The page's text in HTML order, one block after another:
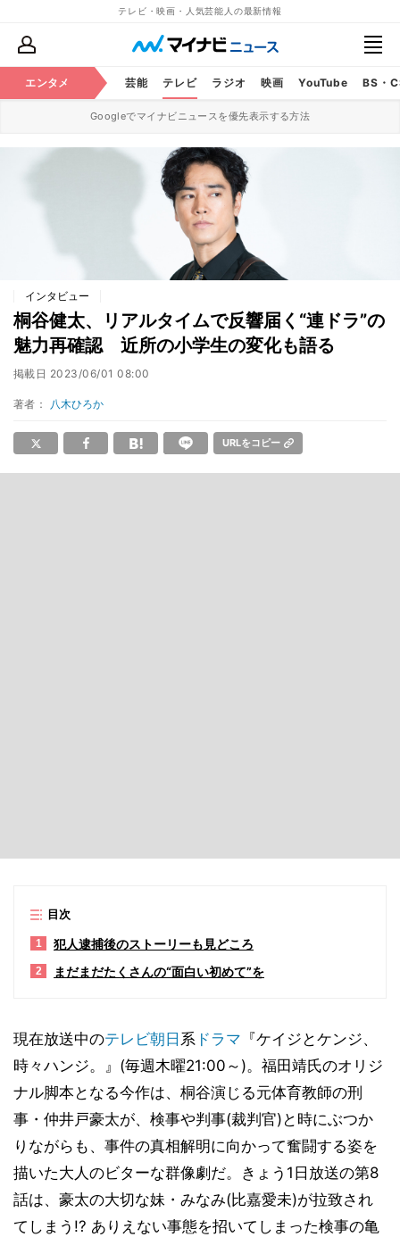
テレビ・映画・人気芸能人の最新情報
エンタメ 芸能 テレビ ラジオ 映画 YouTube BS・
Googleでマイナビニュースを優先表示する方法
インタビュー
桐谷健太、リアルタイムで反響届く“連ドラ”の
魅力再確認 近所の小学生の変化も語る
掲載日 2023/06/01 08:00
著者： 八木ひろか
URLをコピー
目次
1 犯人逮捕後のストーリーも見どころ
2 まだまだたくさんの“面白い初めて”を
現在放送中のテレビ朝日 系 ドラマ 『ケイジとケンジ、
時々ハンジ。』(毎週木曜21:00～)。福田靖氏のオリジ
ナル脚本となる今作は、桐谷演じる元体育教師の刑
事・仲井戸豪太が、検事や判事(裁判官)と時にぶつか
りながらも、事件の真相解明に向かって奮闘する姿を
描いた大人のビターな群像劇だ。きょう1日放送の第8
話は、豪太の大切な妹・みなみ(比嘉愛未)が拉致され
てしまう!? ありえない事態を招いてしまった検事の亀